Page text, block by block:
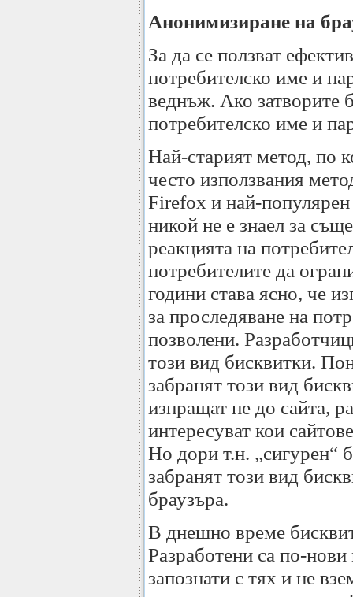
Анонимизиране на
За да се ползват
потребителско име и
веднъж. Ако затворите
потребителско име и
Най-старият метод, по
често използвания
Firefox и най-популярен
никой не е знаел за
реакцията на
потребителите да
години става ясно, че
за проследяване на
позволени.
този вид бисквитки.
забранят този вид
изпращат не до сайта,
интересуват кои
Но дори т.н. „сигурен“
забранят този вид
браузъра.
В днешно време
Разработени са по-
запознати с тях и не